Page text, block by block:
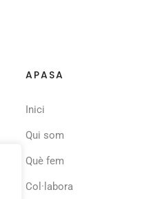
APASA
Inici
Qui som
Què fem
Col·labora